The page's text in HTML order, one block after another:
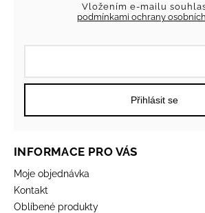
Vložením e-mailu
podmínkami ochrany
Přihlásit se
INFORMACE PRO VÁS
Moje objednávka
Kontakt
Oblíbené produkty